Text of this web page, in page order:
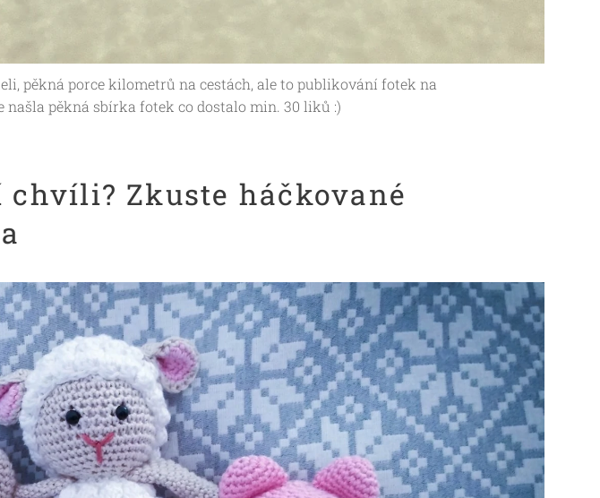
pěkná porce kilometrů na cestách, ale to publikování fotek na
pěkná sbírka fotek co dostalo min. 30 liků :)
Zkuste háčkované